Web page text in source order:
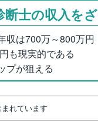
断士の収入を
収は700万～800万円
も現実的である
プが狙える
れています